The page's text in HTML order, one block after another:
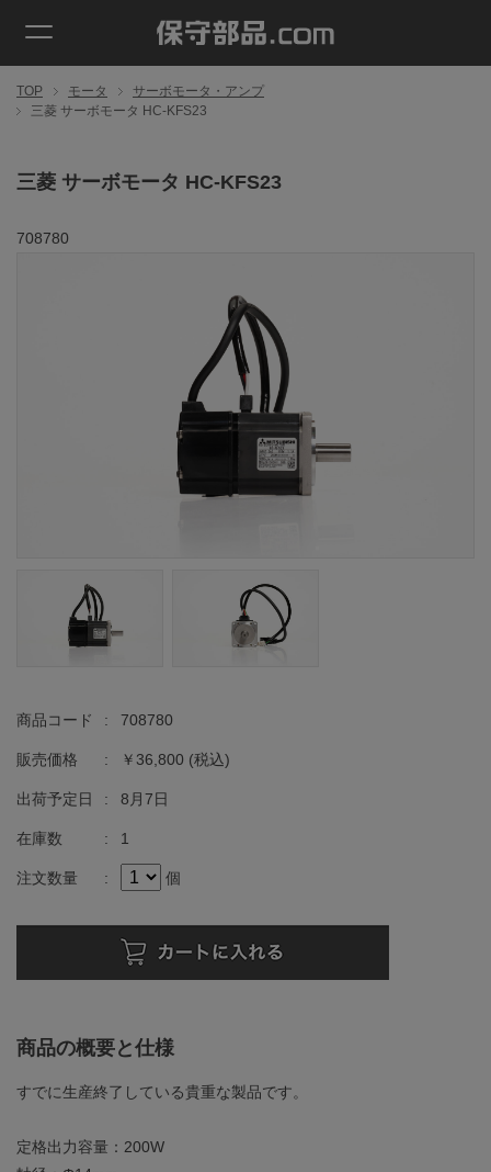
TOP モータ
サーボモータ・アンプ
三菱 サーボモータ HC-KFS23
三菱 サーボモータ HC-KFS23
708780
商品コード : 708780
販売価格 : ￥36,800 (税込)
出荷予定日 : 8月7日
在庫数 : 1
注文数量 : 個
商品の概要と仕様
すでに生産終了している貴重な製品です。
定格出力容量：200W